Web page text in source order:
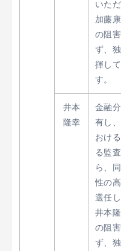
いた
加藤
の阻
ず、
揮し
す。
井本
隆幸
金融
有し
おけ
る監
ら、
性の
選任
井本
の阻
ず、